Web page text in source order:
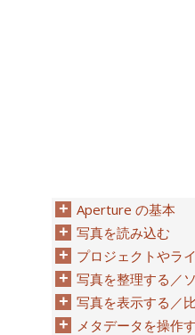
Aperture の基本
写真を読み込む
プロジェクトやラ
写真を整理する／
写真を表示する／
メタデータを操作